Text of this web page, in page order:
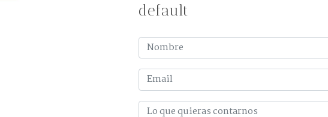
default